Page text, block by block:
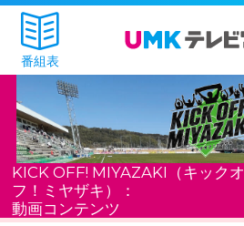
番組表
KICK OFF! MIYAZAKI（キックオ
フ！ミヤザキ）：
動画コンテンツ